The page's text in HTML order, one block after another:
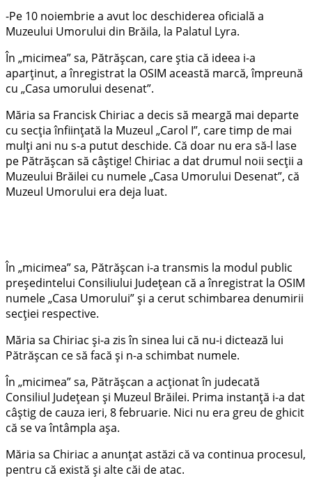
-Pe 10 noiembrie a avut loc deschiderea oficială a
Muzeului Umorului din Brăila, la Palatul Lyra.
În „micimea” sa, Pătrășcan, care știa că ideea i-a
aparținut, a înregistrat la OSIM această marcă, împreună
cu „Casa umorului desenat”.
Măria sa Francisk Chiriac a decis să meargă mai departe
cu secția înființată la Muzeul „Carol I”, care timp de mai
mulți ani nu s-a putut deschide. Că doar nu era să-l lase
pe Pătrășcan să câștige! Chiriac a dat drumul noii secții a
Muzeului Brăilei cu numele „Casa Umorului Desenat”, că
Muzeul Umorului era deja luat.
În „micimea” sa, Pătrășcan i-a transmis la modul public
președintelui Consiliului Județean că a înregistrat la OSIM
numele „Casa Umorului” și a cerut schimbarea denumirii
secției respective.
Măria sa Chiriac și-a zis în sinea lui că nu-i dictează lui
Pătrășcan ce să facă și n-a schimbat numele.
În „micimea” sa, Pătrășcan a acționat în judecată
Consiliul Județean și Muzeul Brăilei. Prima instanță i-a dat
câștig de cauza ieri, 8 februarie. Nici nu era greu de ghicit
că se va întâmpla așa.
Măria sa Chiriac a anunțat astăzi că va continua procesul,
pentru că există și alte căi de atac.